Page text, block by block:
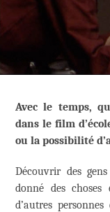
Avec le temps,
dans le film
ou la possibilité
Découvrir des
donné des
d’autres